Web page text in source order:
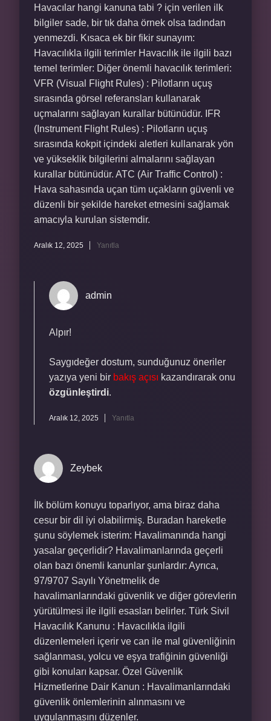
Havacılar hangi kanuna tabi ? için verilen ilk
bilgiler sade, bir tık daha örnek olsa tadından
yenmezdi. Kısaca ek bir fikir sunayım:
Havacılıkla ilgili terimler Havacılık ile ilgili bazı
temel terimler: Diğer önemli havacılık terimleri:
VFR (Visual Flight Rules) : Pilotların uçuş
sırasında görsel referansları kullanarak
uçmalarını sağlayan kurallar bütünüdür. IFR
(Instrument Flight Rules) : Pilotların uçuş
sırasında kokpit içindeki aletleri kullanarak yön
ve yükseklik bilgilerini almalarını sağlayan
kurallar bütünüdür. ATC (Air Traffic Control) :
Hava sahasında uçan tüm uçakların güvenli ve
düzenli bir şekilde hareket etmesini sağlamak
amacıyla kurulan sistemdir.
Aralık 12, 2025 Yanıtla
admin
Alpır!
Saygıdeğer dostum, sunduğunuz öneriler
yazıya yeni bir bakış açısı kazandırarak onu
özgünleştirdi.
Aralık 12, 2025 Yanıtla
Zeybek
İlk bölüm konuyu toparlıyor, ama biraz daha
cesur bir dil iyi olabilirmiş. Buradan hareketle
şunu söylemek isterim: Havalimanında hangi
yasalar geçerlidir? Havalimanlarında geçerli
olan bazı önemli kanunlar şunlardır: Ayrıca,
97/9707 Sayılı Yönetmelik de
havalimanlarındaki güvenlik ve diğer görevlerin
yürütülmesi ile ilgili esasları belirler. Türk Sivil
Havacılık Kanunu : Havacılıkla ilgili
düzenlemeleri içerir ve can ile mal güvenliğinin
sağlanması, yolcu ve eşya trafiğinin güvenliği
gibi konuları kapsar. Özel Güvenlik
Hizmetlerine Dair Kanun : Havalimanlarındaki
güvenlik önlemlerinin alınmasını ve
uygulanmasını düzenler.